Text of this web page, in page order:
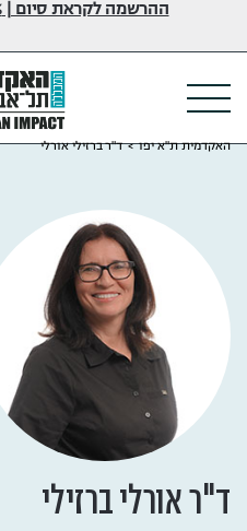
ההרשמה לקראת סיום | 80% הנחה בדמי הרישום
האקדמית ת"א יפו>ד"ר ברזילי אורלי
ד"ר אורלי ברזילי